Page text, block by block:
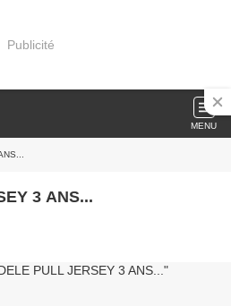
Publicité
MENU
3 ANS...